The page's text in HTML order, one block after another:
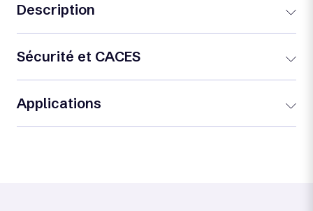
Description
Sécurité et CACES
Applications